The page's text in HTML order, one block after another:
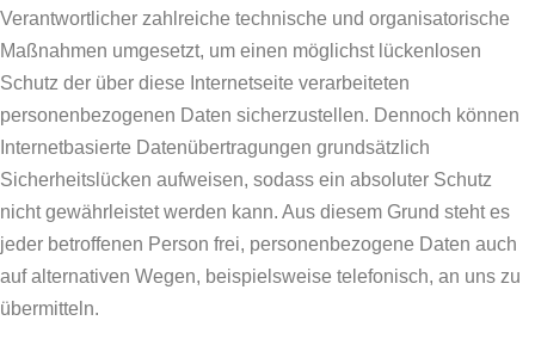
Verantwortlicher zahlreiche technische und organisatorische
Maßnahmen umgesetzt, um einen möglichst lückenlosen
Schutz der über diese Internetseite verarbeiteten
personenbezogenen Daten sicherzustellen. Dennoch können
Internetbasierte Datenübertragungen grundsätzlich
Sicherheitslücken aufweisen, sodass ein absoluter Schutz
nicht gewährleistet werden kann. Aus diesem Grund steht es
jeder betroffenen Person frei, personenbezogene Daten auch
auf alternativen Wegen, beispielsweise telefonisch, an uns zu
übermitteln.